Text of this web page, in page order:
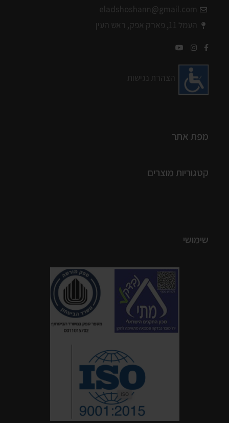
eladshoshann@gmail.com
העמל 11, פארק אפק, ראש העין
הצהרת נגישות
מפת אתר
קטגוריות מוצרים
שימושי